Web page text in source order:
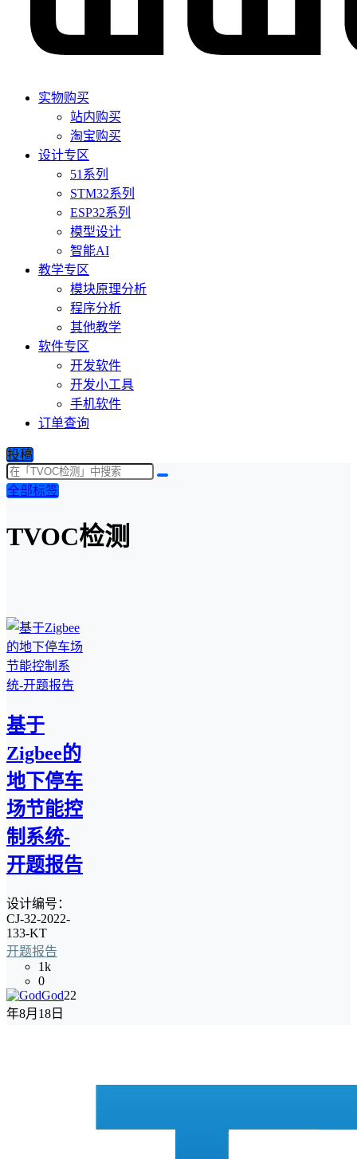
实物购买
站内购买
淘宝购买
设计专区
51系列
STM32系列
ESP32系列
模型设计
智能AI
教学专区
模块原理分析
程序分析
其他教学
软件专区
开发软件
开发小工具
手机软件
订单查询
投稿
全部标签
TVOC检测
基于
Zigbee的
地下停车
场节能控
制系统-
开题报告
设计编号：
CJ-32-2022-
133-KT
开题报告
1k
0
God22
年8月18日